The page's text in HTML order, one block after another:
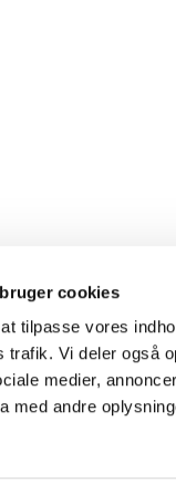
cookies
tilpasse vores
trafik. Vi deler også
medier,
med andre